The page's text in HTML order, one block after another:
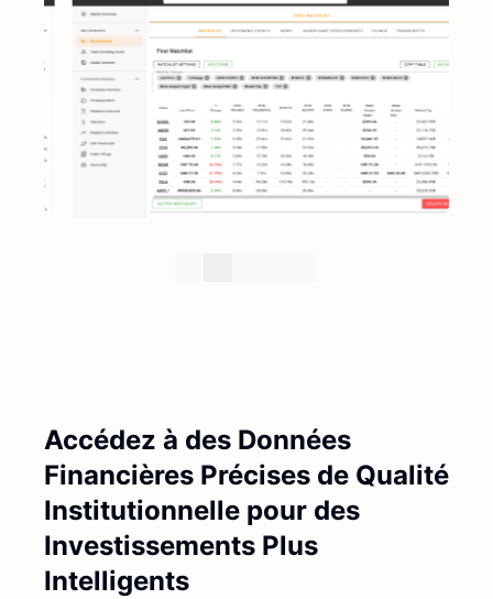
Accédez à des Données
Financières Précises de Qualité
Institutionnelle pour des
Investissements Plus
Intelligents